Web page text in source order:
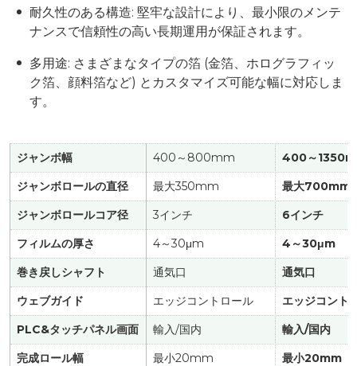
耐久性のある構造: 堅牢な設計により、最小限のメンテ
ナンスで信頼性の高い長期運用が保証されます。
多用途: さまざまなタイプの箔 (金箔、ホログラフィッ
ク箔、顔料箔など) とカスタマイズ可能な幅に対応しま
す。
ジャンボ幅 400～800mm
400～
ジャンボロールの直径
最大350mm
最大700mm
ジャンボロールコア径
3インチ
6インチ
フィルムの厚さ
4～30μm
4～30μm
巻き戻しシャフト
通気口
通気口
ウェブガイド
エッジコントロール
エッジコント
PLC&タッチパネル画面
輸入/国内
輸入/国内
完成ロール幅
最小20mm
最小20mm